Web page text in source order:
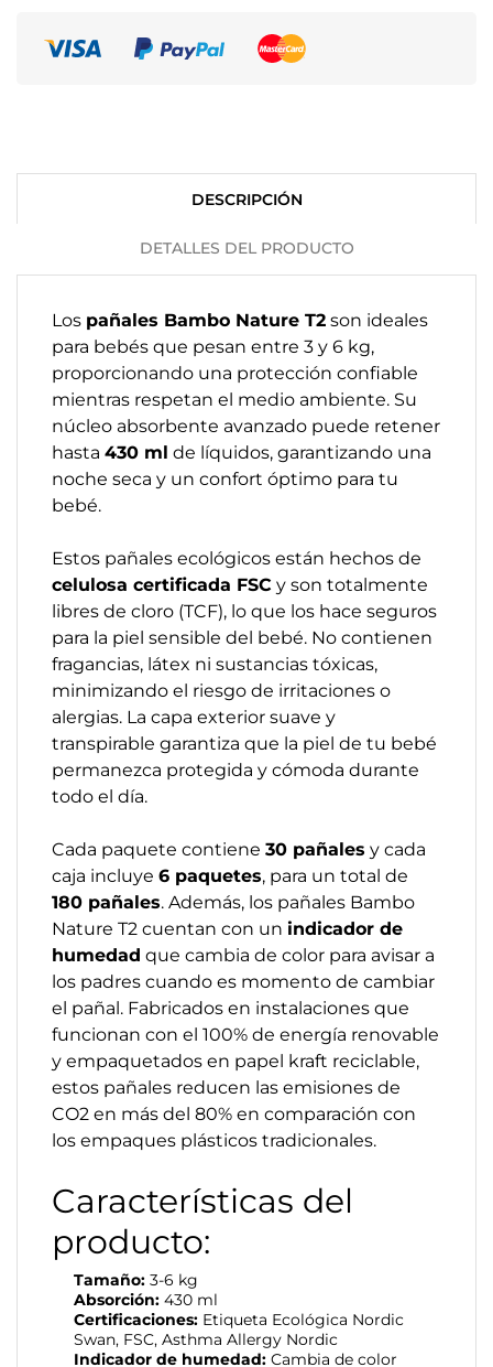
DESCRIPCIÓN
DETALLES DEL PRODUCTO
Los pañales Bambo Nature T2 son ideales
para bebés que pesan entre 3 y 6 kg,
proporcionando una protección confiable
mientras respetan el medio ambiente. Su
núcleo absorbente avanzado puede retener
hasta 430 ml de líquidos, garantizando una
noche seca y un confort óptimo para tu
bebé.
Estos pañales ecológicos están hechos de
celulosa certificada FSC y son totalmente
libres de cloro (TCF), lo que los hace seguros
para la piel sensible del bebé. No contienen
fragancias, látex ni sustancias tóxicas,
minimizando el riesgo de irritaciones o
alergias. La capa exterior suave y
transpirable garantiza que la piel de tu bebé
permanezca protegida y cómoda durante
todo el día.
Cada paquete contiene 30 pañales y cada
caja incluye 6 paquetes, para un total de
180 pañales. Además, los pañales Bambo
Nature T2 cuentan con un indicador de
humedad que cambia de color para avisar a
los padres cuando es momento de cambiar
el pañal. Fabricados en instalaciones que
funcionan con el 100% de energía renovable
y empaquetados en papel kraft reciclable,
estos pañales reducen las emisiones de
CO2 en más del 80% en comparación con
los empaques plásticos tradicionales.
Características del
producto:
Tamaño: 3-6 kg
Absorción: 430 ml
Certificaciones: Etiqueta Ecológica Nordic
Swan, FSC, Asthma Allergy Nordic
Indicador de humedad: Cambia de color